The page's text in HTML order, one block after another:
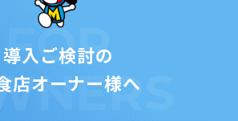
導入ご検討の
店オーナー様へ
FOR